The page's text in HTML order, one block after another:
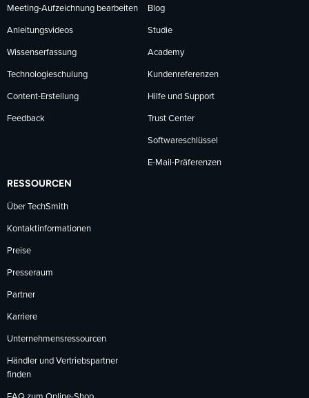
Meeting-Aufzeichnung bearbeiten
Anleitungsvideos
Wissenserfassung
Technologieschulung
Content-Erstellung
Feedback
Blog
Studie
Academy
Kundenreferenzen
Hilfe und Support
Trust Center
Softwareschlüssel
E-Mail-Präferenzen
RESSOURCEN
Über TechSmith
Kontaktinformationen
Preise
Presseraum
Partner
Karriere
Unternehmensressourcen
Händler und Vertriebspartner
finden